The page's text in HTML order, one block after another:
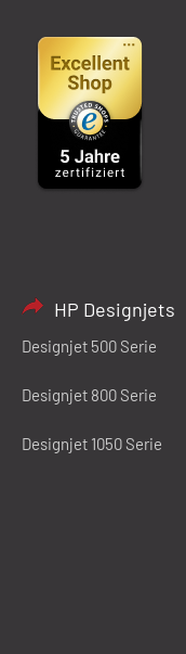
HP Designjets
Designjet 500 Serie
Designjet 800 Serie
Designjet 1050 Serie